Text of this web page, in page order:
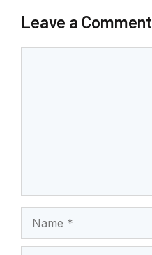
Leave a Comment